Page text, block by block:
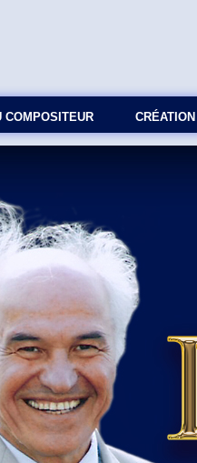
COMPOSITEUR СRÉATION